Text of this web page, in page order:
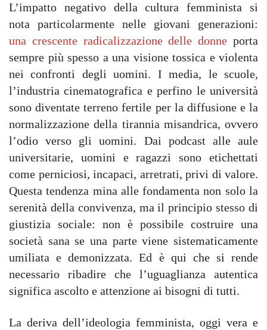
L’impatto negativo della cultura femminista si
nota particolarmente nelle giovani generazioni:
una crescente radicalizzazione delle donne porta
sempre più spesso a una visione tossica e violenta
nei confronti degli uomini. I media, le scuole,
l’industria cinematografica e perfino le università
sono diventate terreno fertile per la diffusione e la
normalizzazione della tirannia misandrica, ovvero
l’odio verso gli uomini. Dai podcast alle aule
universitarie, uomini e ragazzi sono etichettati
come perniciosi, incapaci, arretrati, privi di valore.
Questa tendenza mina alle fondamenta non solo la
serenità della convivenza, ma il principio stesso di
giustizia sociale: non è possibile costruire una
società sana se una parte viene sistematicamente
umiliata e demonizzata. Ed è qui che si rende
necessario ribadire che l’uguaglianza autentica
significa ascolto e attenzione ai bisogni di tutti.
La deriva dell’ideologia femminista, oggi vera e